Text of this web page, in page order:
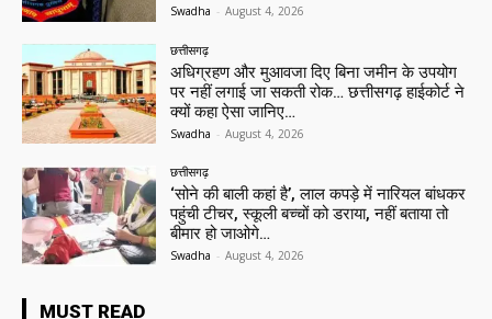
Swadha - August 4, 2026
छत्तीसगढ़
अधिग्रहण और मुआवजा दिए बिना जमीन के उपयोग
पर नहीं लगाई जा सकती रोक… छत्तीसगढ़ हाईकोर्ट ने
क्यों कहा ऐसा जानिए…
Swadha - August 4, 2026
छत्तीसगढ़
‘सोने की बाली कहां है’, लाल कपड़े में नारियल बांधकर
पहुंची टीचर, स्कूली बच्चों को डराया, नहीं बताया तो
बीमार हो जाओगे…
Swadha - August 4, 2026
MUST READ